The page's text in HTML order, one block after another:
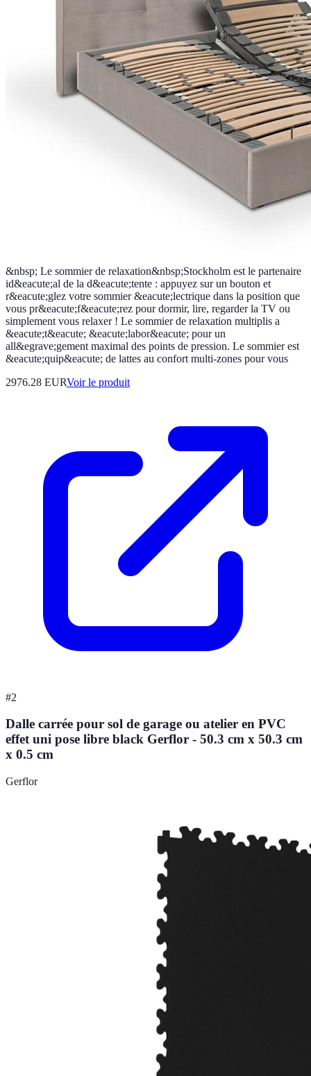
&nbsp; Le sommier de relaxation&nbsp;Stockholm est le partenaire
id&eacute;al de la d&eacute;tente : appuyez sur un bouton et
r&eacute;glez votre sommier &eacute;lectrique dans la position que
vous pr&eacute;f&eacute;rez pour dormir, lire, regarder la TV ou
simplement vous relaxer ! Le sommier de relaxation multiplis a
&eacute;t&eacute; &eacute;labor&eacute; pour un
all&egrave;gement maximal des points de pression. Le sommier est
&eacute;quip&eacute; de lattes au confort multi-zones pour vous
2976.28 EURVoir le produit
#2
Dalle carrée pour sol de garage ou atelier en PVC
effet uni pose libre black Gerflor - 50.3 cm x 50.3 cm
x 0.5 cm
Gerflor